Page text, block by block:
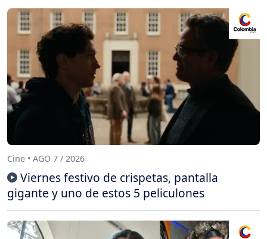
Cine • AGO 7 / 2026
Viernes festivo de crispetas, pantalla
gigante y uno de estos 5 peliculones